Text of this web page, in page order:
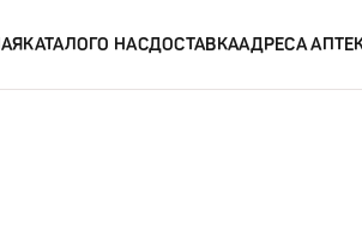
КАТАЛОГО НАСДОСТАВКААДРЕСА